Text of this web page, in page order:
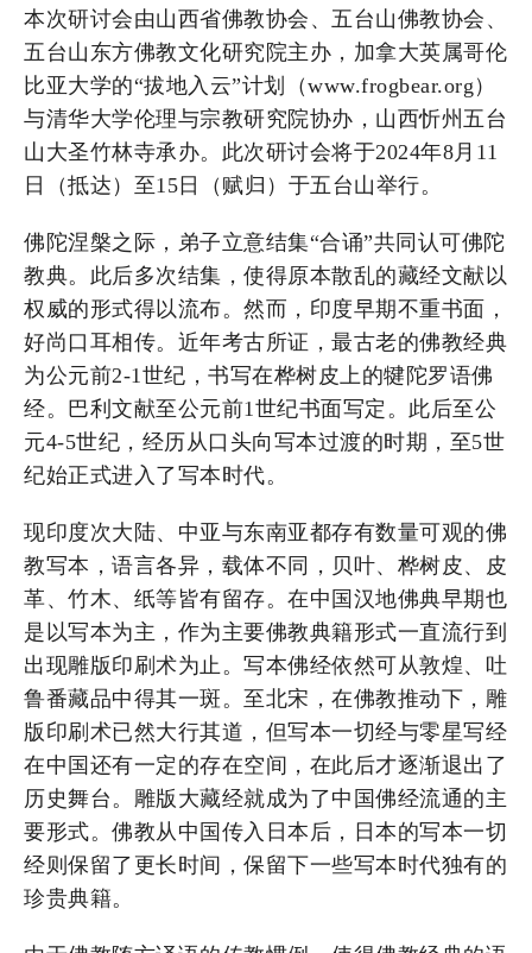
本次研讨会由山西省佛教协会、五台山佛教协会、
五台山东方佛教文化研究院主办，加拿大英属哥伦
比亚大学的“拔地入云”计划（www.frogbear.org）
与清华大学伦理与宗教研究院协办，山西忻州五台
山大圣竹林寺承办。此次研讨会将于2024年8月11
日（抵达）至15日（赋归）于五台山举行。
佛陀涅槃之际，弟子立意结集“合诵”共同认可佛陀
教典。此后多次结集，使得原本散乱的藏经文献以
权威的形式得以流布。然而，印度早期不重书面，
好尚口耳相传。近年考古所证，最古老的佛教经典
为公元前2-1世纪，书写在桦树皮上的犍陀罗语佛
经。巴利文献至公元前1世纪书面写定。此后至公
元4-5世纪，经历从口头向写本过渡的时期，至5世
纪始正式进入了写本时代。
现印度次大陆、中亚与东南亚都存有数量可观的佛
教写本，语言各异，载体不同，贝叶、桦树皮、皮
革、竹木、纸等皆有留存。在中国汉地佛典早期也
是以写本为主，作为主要佛教典籍形式一直流行到
出现雕版印刷术为止。写本佛经依然可从敦煌、吐
鲁番藏品中得其一斑。至北宋，在佛教推动下，雕
版印刷术已然大行其道，但写本一切经与零星写经
在中国还有一定的存在空间，在此后才逐渐退出了
历史舞台。雕版大藏经就成为了中国佛经流通的主
要形式。佛教从中国传入日本后，日本的写本一切
经则保留了更长时间，保留下一些写本时代独有的
珍贵典籍。